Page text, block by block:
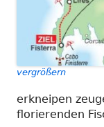
vergrößern
erkneipen
florierenden